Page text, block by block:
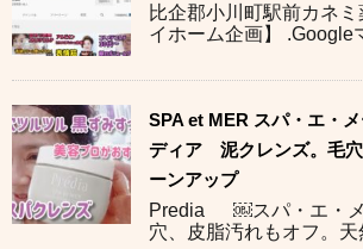
比企郡小川町駅前カネ
イホーム企画】 .Google
SPA et MER スパ・エ・
ディア 泥クレンズ。毛穴
ーンアップ
Predia ￼スパ・エ・メ
穴、皮脂汚れもオフ。天